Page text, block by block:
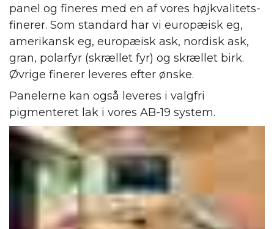
panel og fineres med en af vores højkvalitets-
finerer. Som standard har vi europæisk eg,
amerikansk eg, europæisk ask, nordisk ask,
gran, polarfyr (skrællet fyr) og skrællet birk.
Øvrige finerer leveres efter ønske.
Panelerne kan også leveres i valgfri
pigmenteret lak i vores AB-19 system.